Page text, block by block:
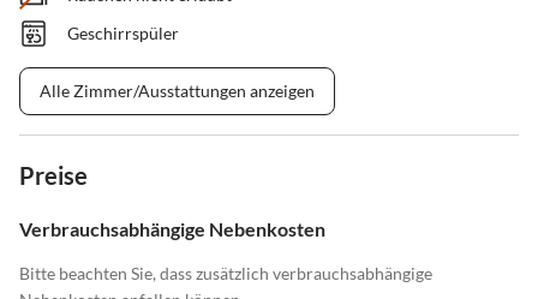
Geschirrspüler
Alle Zimmer/Ausstattungen anzeigen
Preise
Verbrauchsabhängige Nebenkosten
Bitte beachten Sie, dass zusätzlich verbrauchsabhängige